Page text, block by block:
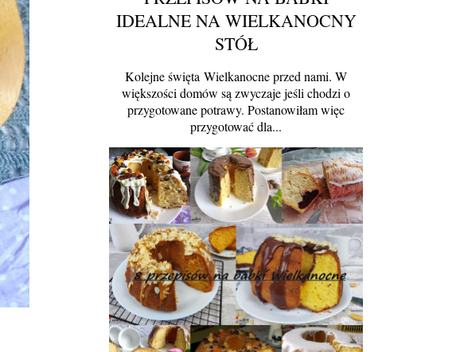
IDEALNE NA WIELKANOCNY
STÓŁ
Kolejne święta Wielkanocne przed nami. W
większości domów są zwyczaje jeśli chodzi o
przygotowane potrawy. Postanowiłam więc
przygotować dla...